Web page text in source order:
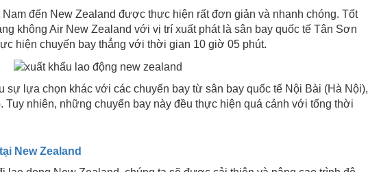
đến New Zealand được thực hiện rất đơn giản và nhanh chóng. Tốt
không Air New Zealand với vị trí xuất phát là sân bay quốc tế Tân Sơn
hiện chuyến bay thẳng với thời gian 10 giờ 05 phút.
sự lựa chọn khác với các chuyến bay từ sân bay quốc tế Nội Bài (Hà Nội),
nhiên, những chuyến bay này đều thực hiện quá cảnh với tổng thời
New Zealand